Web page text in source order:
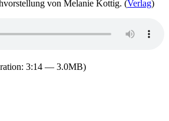
von Melanie Kottig. (Verlag)
3:14 — 3.0MB)